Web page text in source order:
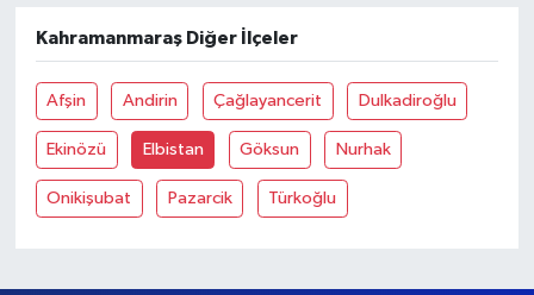
Kahramanmaraş Diğer İlçeler
Afşin Andirin Çağlayancerit Dulkadiroğlu
Ekinözü Elbistan Göksun Nurhak
Onikişubat Pazarcik Türkoğlu